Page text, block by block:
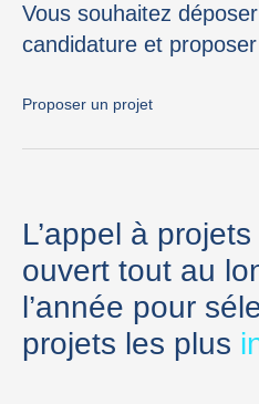
Vous souhaitez
candidature et
Proposer un projet
L’appel à
ouvert tout au
l’année pour
projets les plus